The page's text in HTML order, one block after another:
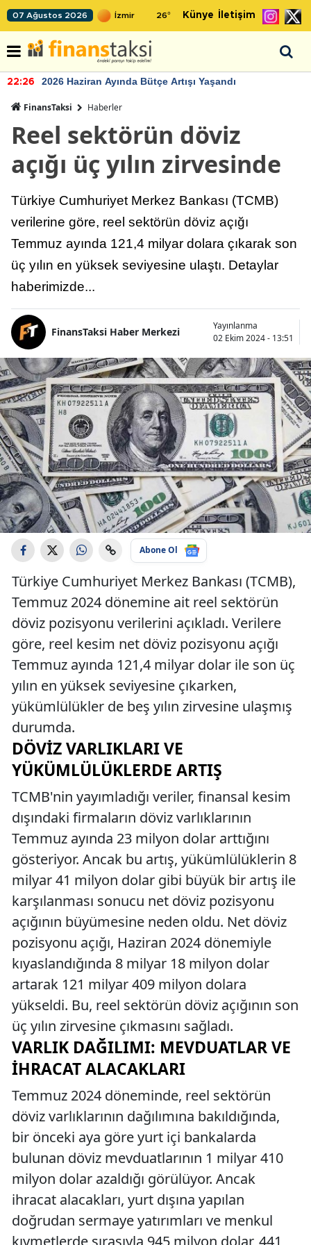
07 Ağustos 2026 26° Künye İletişim
22:26 2026 Haziran Ayında Bütçe Artışı Yaşandı
FinansTaksi Haberler
Reel sektörün döviz
açığı üç yılın zirvesinde
Türkiye Cumhuriyet Merkez Bankası (TCMB)
verilerine göre, reel sektörün döviz açığı
Temmuz ayında 121,4 milyar dolara çıkarak son
üç yılın en yüksek seviyesine ulaştı. Detaylar
haberimizde...
FinansTaksi Haber Merkezi
Yayınlanma
02 Ekim 2024 - 13:51
Abone Ol
Türkiye Cumhuriyet Merkez Bankası (TCMB),
Temmuz 2024 dönemine ait reel sektörün
döviz pozisyonu verilerini açıkladı. Verilere
göre, reel kesim net döviz pozisyonu açığı
Temmuz ayında 121,4 milyar dolar ile son üç
yılın en yüksek seviyesine çıkarken,
yükümlülükler de beş yılın zirvesine ulaşmış
durumda.
DÖVIZ VARLIKLARI VE
YÜKÜMLÜLÜKLERDE ARTIŞ
TCMB'nin yayımladığı veriler, finansal kesim
dışındaki firmaların döviz varlıklarının
Temmuz ayında 23 milyon dolar arttığını
gösteriyor. Ancak bu artış, yükümlülüklerin 8
milyar 41 milyon dolar gibi büyük bir artış ile
karşılanması sonucu net döviz pozisyonu
açığının büyümesine neden oldu. Net döviz
pozisyonu açığı, Haziran 2024 dönemiyle
kıyaslandığında 8 milyar 18 milyon dolar
artarak 121 milyar 409 milyon dolara
yükseldi. Bu, reel sektörün döviz açığının son
üç yılın zirvesine çıkmasını sağladı.
VARLIK DAĞILIMI: MEVDUATLAR VE
İHRACAT ALACAKLARI
Temmuz 2024 döneminde, reel sektörün
döviz varlıklarının dağılımına bakıldığında,
bir önceki aya göre yurt içi bankalarda
bulunan döviz mevduatlarının 1 milyar 410
milyon dolar azaldığı görülüyor. Ancak
ihracat alacakları, yurt dışına yapılan
doğrudan sermaye yatırımları ve menkul
kıymetlerde sırasıyla 945 milyon dolar, 441